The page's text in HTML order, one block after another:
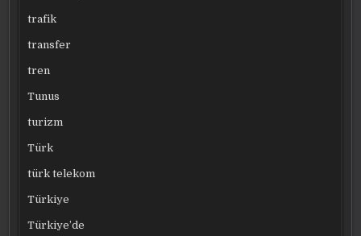
trafik
transfer
tren
Tunus
turizm
Türk
türk telekom
Türkiye
Türkiye’de